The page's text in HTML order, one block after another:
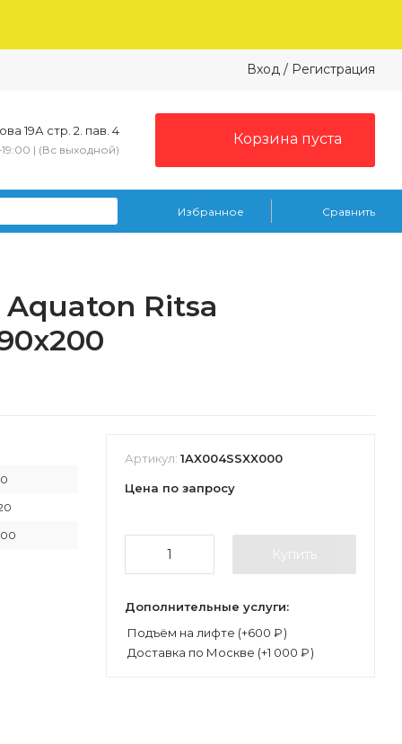
Вход / Регистрация
19А стр. 2. пав. 4
| (Вс выходной)
Корзина пуста
Избранное Сравнить
Ritsa
Артикул: 1AX004SSXX000
Цена по запросу
Купить
Дополнительные услуги:
Подъём на лифте (+600 ₽)
Доставка по Москве (+1 000 ₽)